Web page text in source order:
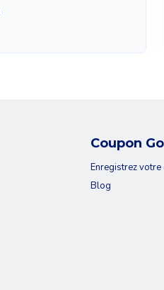
Coupon
Enregistrez
Blog